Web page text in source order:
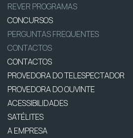
REVER PROGRAMAS
CONCURSOS
PERGUNTAS FREQUENTES
CONTACTOS
CONTACTOS
PROVEDORA DO TELESPECTADOR
PROVEDORA DO OUVINTE
ACESSIBILIDADES
SATÉLITES
A EMPRESA